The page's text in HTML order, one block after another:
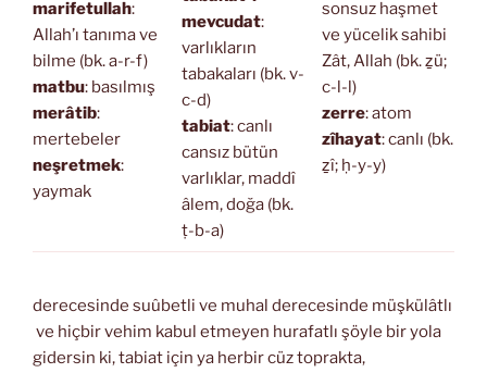
marifetullah:
Allah’ı tanıma ve
bilme (bk. a-r-f)
matbu: basılmış
merâtib:
mertebeler
neşretmek:
yaymak
mevcudat:
varlıkların
tabakaları (bk. v-
c-d)
tabiat: canlı
cansız bütün
varlıklar, maddî
âlem, doğa (bk.
ṭ-b-a)
sonsuz haşmet
ve yücelik sahibi
Zât, Allah (bk. ẕü;
c-l-l)
zerre: atom
zîhayat: canlı (bk.
ẕî; ḥ-y-y)
derecesinde suûbetli ve muhal derecesinde müşkülâtlı
ve hiçbir vehim kabul etmeyen hurafatlı şöyle bir yola
gidersin ki, tabiat için ya herbir cüz toprakta,